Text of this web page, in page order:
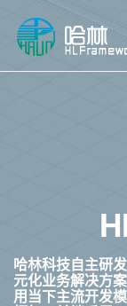
哈林科技自主研
元化业务解决方
用当下主流开发